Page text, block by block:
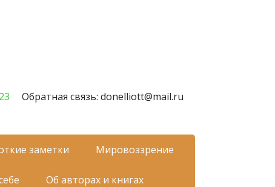
Обратная связь: donelliott@mail.ru
заметки Мировоззрение
Об авторах и книгах